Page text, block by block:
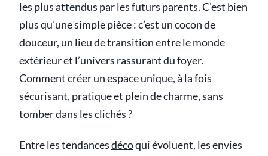
les plus attendus par les futurs parents. C’est bien
plus qu’une simple pièce : c’est un cocon de
douceur, un lieu de transition entre le monde
extérieur et l’univers rassurant du foyer.
Comment créer un espace unique, à la fois
sécurisant, pratique et plein de charme, sans
tomber dans les clichés ?
Entre les tendancesdécoqui évoluent, les envies